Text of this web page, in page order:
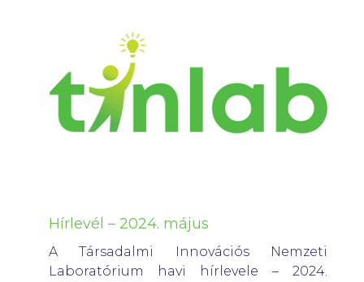
Hírlevél – 2024. május
A Társadalmi Innovációs Nemzeti
Laboratórium havi hírlevele – 2024.